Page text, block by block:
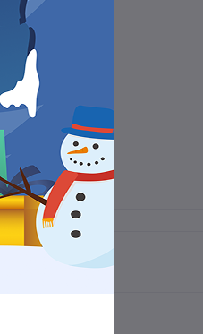
مثاليوتقليل التشابك دون إتلاف فروة الرأس أو الشعر.